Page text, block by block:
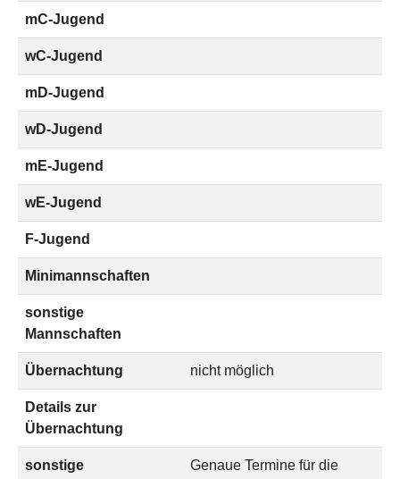
mC-Jugend
wC-Jugend
mD-Jugend
wD-Jugend
mE-Jugend
wE-Jugend
F-Jugend
Minimannschaften
sonstige
Mannschaften
Übernachtung nicht möglich
Details zur
Übernachtung
sonstige
Genaue Termine für die